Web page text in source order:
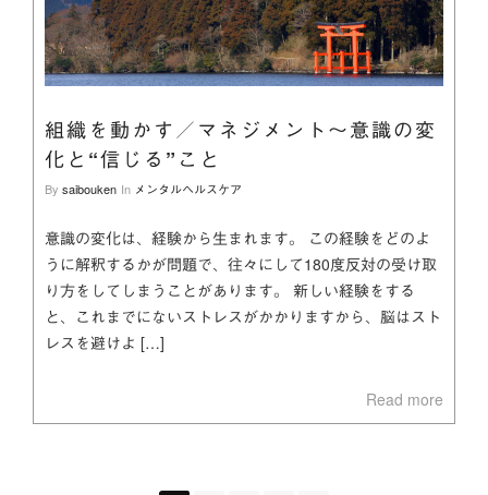
組織を動かす／マネジメント～意識の変
化と“信じる”こと
By saibouken In メンタルヘルスケア
意識の変化は、経験から生まれます。 この経験をどのよ
うに解釈するかが問題で、往々にして180度反対の受け取
り方をしてしまうことがあります。 新しい経験をする
と、これまでにないストレスがかかりますから、脳はスト
レスを避けよ […]
Read more